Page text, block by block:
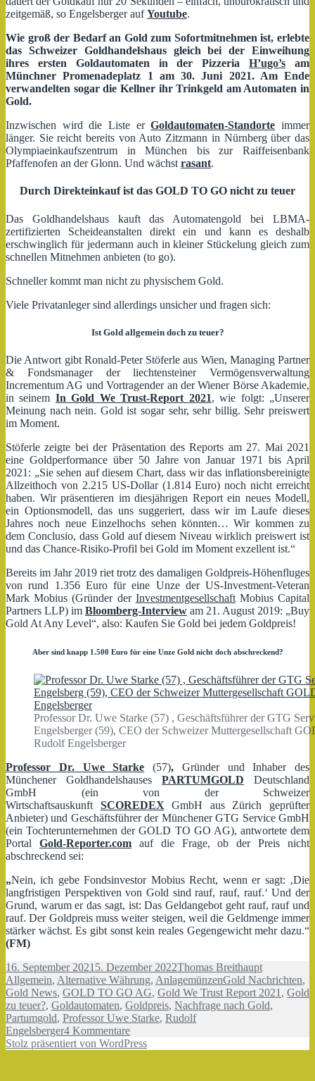
zeitgemäß, so Engelsberger aufYoutube.
Wie groß der Bedarf an Gold zum Sofortmitnehmen ist, erlebte
das Schweizer Goldhandelshaus gleich bei der Einweihung
ihres ersten Goldautomaten in der PizzeriaH’ugo’s am
Münchner Promenadeplatz 1 am 30. Juni 2021. Am Ende
verwandelten sogar die Kellner ihr Trinkgeld am Automaten in
Gold.
Inzwischen wird die Liste erGoldautomaten-Standorte immer
länger. Sie reicht bereits von Auto Zitzmann in Nürnberg über das
Olympiaeinkaufszentrum in München bis zur Raiffeisenbank
Pfaffenofen an der Glonn. Und wächst rasant.
Durch Direkteinkauf ist das GOLD TO GO nicht zu teuer
Das Goldhandelshaus kauft das Automatengold bei LBMA-
zertifizierten Scheideanstalten direkt ein und kann es deshalb
erschwinglich für jedermann auch in kleiner Stückelung gleich zum
schnellen Mitnehmen anbieten (to go).
Schneller kommt man nicht zu physischem Gold.
Viele Privatanleger sind allerdings unsicher und fragen sich:
Ist Gold allgemein doch zu teuer?
Die Antwort gibt Ronald-Peter Stöferle aus Wien, Managing Partner
& Fondsmanager der liechtensteiner Vermögensverwaltung
Incrementum AG und Vortragender an der Wiener Börse Akademie,
in seinem In Gold We Trust-Report 2021, wie folgt: „Unserer
Meinung nach nein. Gold ist sogar sehr, sehr billig. Sehr preiswert
im Moment.
Stöferle zeigte bei der Präsentation des Reports am 27. Mai 2021
eine Goldperformance über 50 Jahre von Januar 1971 bis April
2021: „Sie sehen auf diesem Chart, dass wir das inflationsbereinigte
Allzeithoch von 2.215 US-Dollar (1.814 Euro) noch nicht erreicht
haben. Wir präsentieren im diesjährigen Report ein neues Modell,
ein Optionsmodell, das uns suggeriert, dass wir im Laufe dieses
Jahres noch neue Einzelhochs sehen könnten… Wir kommen zu
dem Conclusio, dass Gold auf diesem Niveau wirklich preiswert ist
und das Chance-Risiko-Profil bei Gold im Moment exzellent ist.“
Bereits im Jahr 2019 riet trotz des damaligen Goldpreis-Höhenfluges
von rund 1.356 Euro für eine Unze der US-Investment-Veteran
Mark Mobius (Gründer der InvestmentgesellschaftMobius Capital
Partners LLP) im Bloomberg-Interview am 21. August 2019: „Buy
Gold At Any Level“, also: Kaufen Sie Gold bei jedem Goldpreis!
Aber sind knapp 1.500 Euro für eine Unze Gold nicht doch abschreckend?
Professor Dr. Uwe Starke (57) , Geschäftsführer der GTG
Engelsberger (59), CEO der Schweizer Muttergesellschaft
Rudolf Engelsberger
Professor Dr. Uwe Starke (57), Gründer und Inhaber des
Münchener Goldhandelshauses PARTUMGOLD Deutschland
GmbH (ein von der Schweizer
Wirtschaftsauskunft SCOREDEX GmbH aus Zürich geprüfter
Anbieter) und Geschäftsführer der Münchener GTG Service GmbH
(ein Tochterunternehmen der GOLD TO GO AG), antwortete dem
Portal Gold-Reporter.comauf die Frage, ob der Preis nicht
abschreckend sei:
„Nein, ich gebe Fondsinvestor Mobius Recht, wenn er sagt: ‚Die
langfristigen Perspektiven von Gold sind rauf, rauf, rauf.‘ Und der
Grund, warum er das sagt, ist: Das Geldangebot geht rauf, rauf und
rauf. Der Goldpreis muss weiter steigen, weil die Geldmenge immer
stärker wächst. Es gibt sonst kein reales Gegengewicht mehr dazu.“
(FM)
Veröffentlicht
am
16. September 2021 5. Dezember 2022Autor
Thomas BreithauptKategorien
Allgemein, Alternative Währung, AnlagemünzenSchlagwörter
Gold Nachrichten,
Gold News, GOLD TO GO AG, Gold We Trust Report 2021 , Gold
zu teuer?, Goldautomaten, Goldpreis, Nachfrage nach Gold,
Partumgold, Professor Uwe Starke, Rudolf
Engelsberger4 Kommentarezu
Gold
Stolz präsentiert von WordPress